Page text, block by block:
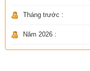
Tháng trước :
Năm 2026 :